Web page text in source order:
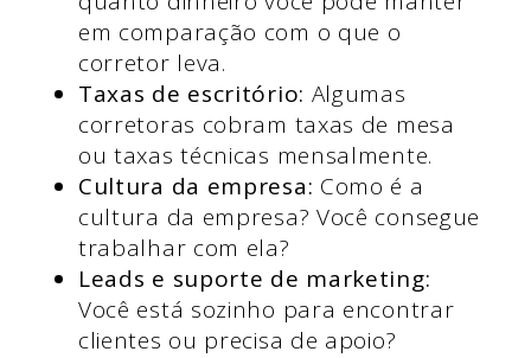
em comparação com o que o
corretor leva.
Taxas de escritório: Algumas
corretoras cobram taxas de mesa
ou taxas técnicas mensalmente.
Cultura da empresa: Como é a
cultura da empresa? Você consegue
trabalhar com ela?
Leads e suporte de marketing:
Você está sozinho para encontrar
clientes ou precisa de apoio?